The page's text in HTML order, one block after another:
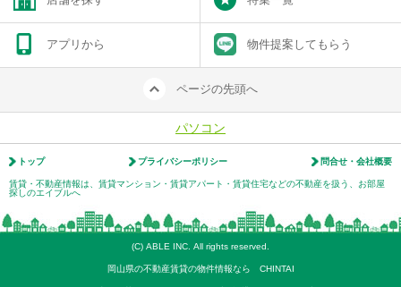
アプリから 物件提案してもらう
ページの先頭へ
パソコン
トップ プライバシーポリシー 問合せ・会社概要
賃貸・不動産情報は、賃貸マンション・賃貸アパート・賃貸住宅などの不動産を扱う、お部屋
探しのエイブルへ
(C) ABLE INC. All rights reserved.
岡山県の不動産賃貸の物件情報なら CHINTAI